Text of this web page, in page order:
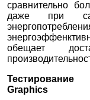
сравнительно
даже при
обещает
Graphics